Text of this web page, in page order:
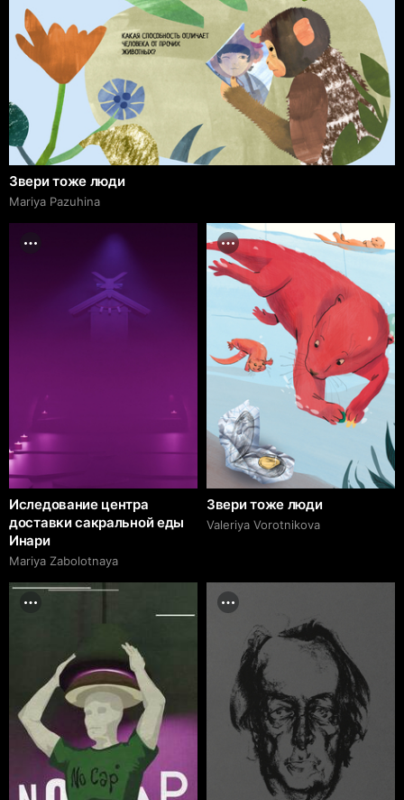
Звери тоже люди
Mariya Pazuhina
Иследование центра
доставки сакральной еды
Инари
Mariya Zabolotnaya
Звери тоже люди
Valeriya Vorotnikova